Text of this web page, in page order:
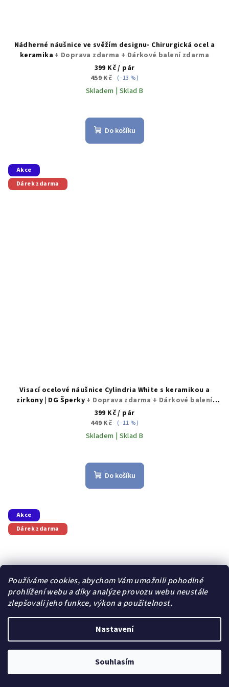
Používáme cookies, abychom Vám umožnili pohodlné
prohlížení webu a díky analýze provozu webu neustále
zlepšovali jeho funkce, výkon a použitelnost.
Nastavení
Souhlasím
Nádherné náušnice ve svěžím designu- Chirurgická ocel a
keramika + Doprava zdarma + Dárkové balení zdarma
399 Kč/ pár
459 Kč (–13 %)
Skladem | Sklad B
hodnocení
produktu
Do košíku
Akce
Dárek zdarma
Visací ocelové náušnice Cylindria White s keramikou a
zirkony | DG Šperky + Doprava zdarma + Dárkové balení
zdarma
399 Kč/ pár
449 Kč (–11 %)
Skladem | Sklad B
hodnocení
produktu
Do košíku
Akce
Dárek zdarma